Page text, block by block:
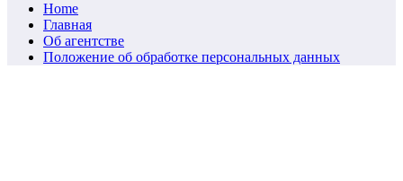
Home
Главная
Об агентстве
Положение об обработке персональных данных